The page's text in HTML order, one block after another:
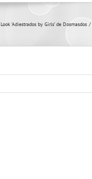
Look ‘Adiestrados by Girls’ de Dosmasdos